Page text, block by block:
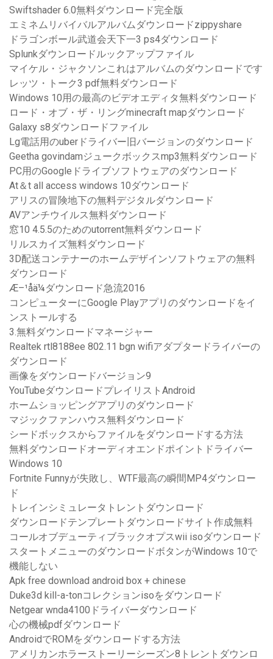
Swiftshader 6.0無料ダウンロード完全版
エミネムリバイバルアルバムダウンロードzippyshare
ドラゴンボール武道会天下一3 ps4ダウンロード
Splunkダウンロードルックアップファイル
マイケル・ジャクソンこれはアルバムのダウンロードです
レッツ・トーク3 pdf無料ダウンロード
Windows 10用の最高のビデオエディタ無料ダウンロード
ロード・オブ・ザ・リングminecraft mapダウンロード
Galaxy s8ダウンロードファイル
Lg電話用のuberドライバー旧バージョンのダウンロード
Geetha govindamジュークボックスmp3無料ダウンロード
PC用のGoogleドライブソフトウェアのダウンロード
At＆t all access windows 10ダウンロード
アリスの冒険地下の無料デジタルダウンロード
AVアンチウイルス無料ダウンロード
窓10 4.5.5のためのutorrent無料ダウンロード
リルスカイズ無料ダウンロード
3D配送コンテナーのホームデザインソフトウェアの無料
ダウンロード
Æ–¹å­ä¼ダウンロード急流2016
コンピューターにGoogle Playアプリのダウンロードをイ
ンストールする
3.無料ダウンロードマネージャー
Realtek rtl8188ee 802.11 bgn wifiアダプタードライバーの
ダウンロード
画像をダウンロードバージョン9
YouTubeダウンロードプレイリストAndroid
ホームショッピングアプリのダウンロード
マジックファンハウス無料ダウンロード
シードボックスからファイルをダウンロードする方法
無料ダウンロードオーディオエンドポイントドライバー
Windows 10
Fortnite Funnyが失敗し、WTF最高の瞬間MP4ダウンロー
ド
トレインシミュレータトレントダウンロード
ダウンロードテンプレートダウンロードサイト作成無料
コールオブデューティブラックオプスwii isoダウンロード
スタートメニューのダウンロードボタンがWindows 10で
機能しない
Apk free download android box + chinese
Duke3d kill-a-tonコレクションisoをダウンロード
Netgear wnda4100ドライバーダウンロード
心の機械pdfダウンロード
AndroidでROMをダウンロードする方法
アメリカンホラーストーリーシーズン8トレントダウンロ